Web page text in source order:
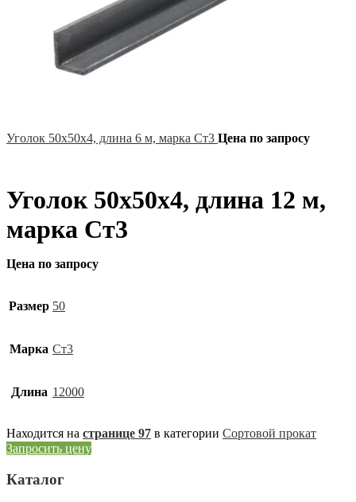
Уголок 50х50х4, длина 6 м, марка Ст3 Цена по запросу
Уголок 50х50х4, длина 12 м,
марка Ст3
Цена по запросу
Размер 50
Марка Ст3
Длина 12000
Находится на странице 97 в категории Сортовой прокат
Запросить цену
Каталог